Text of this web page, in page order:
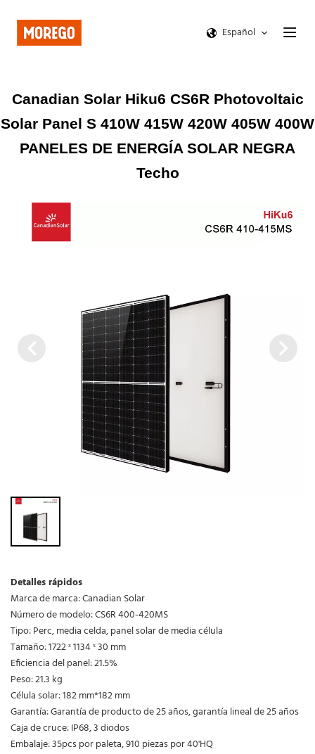
Español
Canadian Solar Hiku6 CS6R Photovoltaic
Solar Panel S 410W 415W 420W 405W 400W
PANELES DE ENERGÍA SOLAR NEGRA
Techo
Detalles rápidos
Marca de marca: Canadian Solar
Número de modelo: CS6R 400-420MS
Tipo: Perc, media celda, panel solar de media célula
Tamaño: 1722 ˣ 1134 ˣ 30 mm
Eficiencia del panel: 21.5%
Peso: 21.3 kg
Célula solar: 182 mm*182 mm
Garantía: Garantía de producto de 25 años, garantía lineal de 25 años
Caja de cruce: IP68, 3 diodos
Embalaje: 35pcs por paleta, 910 piezas por 40'HQ